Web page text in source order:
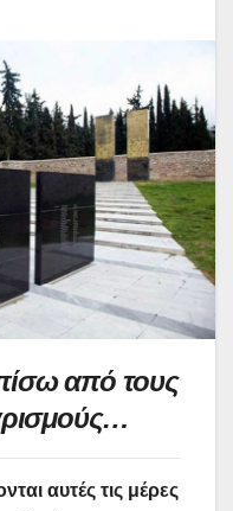
πίσω από τους
αυτές τις μέρες